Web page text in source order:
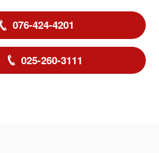
076-424-4201
025-260-3111